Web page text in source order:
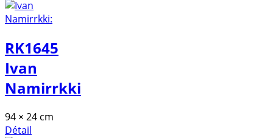
RK1645
Ivan
Namirrkki
94 × 24 cm
Détail